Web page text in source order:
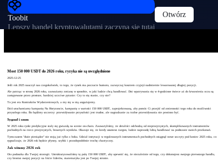
Toobit
Lepszy handel kryptowalutami zaczyna się tutaj
Otwórz
Most 150 000 USDT do 2026 roku, ryzyka nie są uwzględnione
2025-12-25
Jeśli rok 2025 nauczył nas czegokolwiek, to tego, że rynek ma poczucie humoru, zazwyczaj kosztem czyjejś nadmiernie lewarowanej długiej pozycji.
Ale patrząc w stronę 2026 roku, zauważamy zmianę w sposobie, w jaki ludzie chcą handlować. Dni wpatrywania się w 4-godzinne świece aż do krwawienia oczu są
zastępowane przez prostsze, bardziej uczciwe pytanie: Czy to się stanie, czy nie?
To jest era Kontraktów Wydarzeniowych, a my się w nią angażujemy.
Dziś uruchamiamy kampanię Na Horyzoncie, kampanię o wartości 150 000 USDT, zaprojektowaną, aby pomóc Ci przejść od zmienności tego roku do możliwości
przyszłego roku. Bo bądźmy szczerzy: przewidywanie przyszłości jest trudne, ale nagradzanie za trafne przewidywania nie powinno być.
Sygnał i szum
W 2025 roku rynki predykcyjne stały się gwiazdą na scenie on-chain. Zauważyliśmy, że detaliści odchodzą od nieprzejrzystych, skomplikowanych instrumentów
pochodnych na rzecz przejrzystych, binarnych wyników. Okazuje się, że kiedy usuniesz żargon, ludzie naprawdę lubią handlować na podstawie swoich przekonań.
Tymczasem "duże pieniądze" nie stoją już tylko z boku. Udział instytucji w regulowanych instrumentach pochodnych osiągnął nowe szczyty pod koniec 2025 roku, co
sygnalizuje, że 2026 rok będzie płynny, szybki i prawdopodobnie trochę chaotyczny.
Jak witamy 2026 rok
Oto poduszka dla Twojej strategii. Ustrukturyzowaliśmy tę pulę 150 000 USDT, aby upewnić się, że niezależnie od tego, czy dokonujesz swojego pierwszego handlu,
czy bronisz swojej pozycji na liście liderów, matematyka jest po Twojej stronie.